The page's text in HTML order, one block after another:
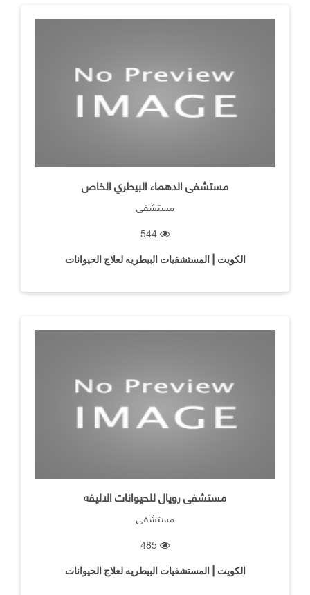
مستشفى الدهماء البيطري الخاص
مستشفى
الكويت | المستشفيات البيطريه لعلاج الحيوانات
مستشفى رويال للحيوانات الاليفه
مستشفى
الكويت | المستشفيات البيطريه لعلاج الحيوانات